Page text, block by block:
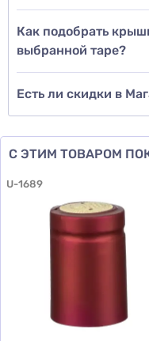
Как подобрать
выбранной таре?
Есть ли скидки в
С ЭТИМ ТОВАРОМ
U-1689